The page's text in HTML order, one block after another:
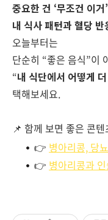
중요한 건 ‘무조건 이
내 식사 패턴과 혈당
오늘부터는
단순히 “좋은 음식”이
“내 식단에서 어떻게
택해보세요.
📌 함께 보면 좋은 콘텐
👉 병아리콩, 당
👉 병아리콩과